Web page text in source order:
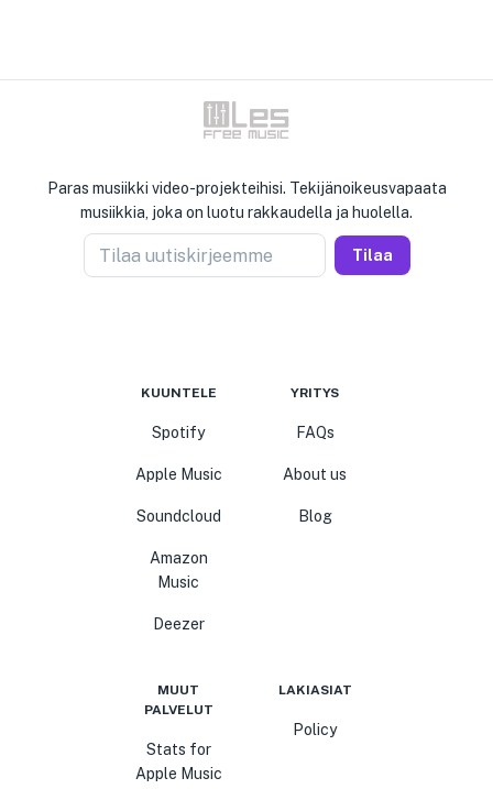
Paras musiikki video-projekteihisi. Tekijänoikeusvapaata
musiikkia, joka on luotu rakkaudella ja huolella.
Tilaa uutiskirjeemme Tilaa
KUUNTELE
Spotify
Apple Music
Soundcloud
Amazon
Music
Deezer
YRITYS
FAQs
About us
Blog
MUUT
PALVELUT
Stats for
Apple Music
LAKIASIAT
Policy